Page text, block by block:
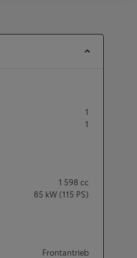
1
1
1 598 cc
85 kW (115 PS)
Frontantrieb